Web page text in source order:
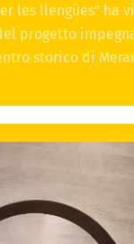
les llengües" ha
progetto
storico di